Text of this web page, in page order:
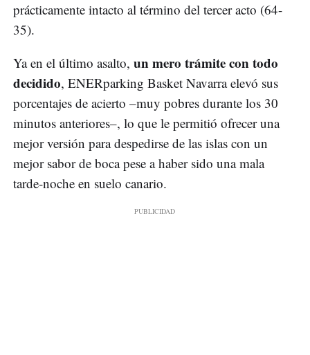
prácticamente intacto al término del tercer acto (64-
35).
Ya en el último asalto, un mero trámite con todo
decidido, ENERparking Basket Navarra elevó sus
porcentajes de acierto –muy pobres durante los 30
minutos anteriores–, lo que le permitió ofrecer una
mejor versión para despedirse de las islas con un
mejor sabor de boca pese a haber sido una mala
tarde-noche en suelo canario.